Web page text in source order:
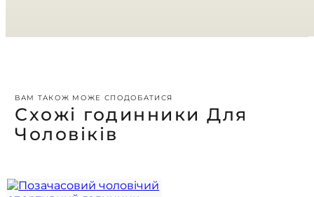
ВАМ ТАКОЖ МОЖЕ СПОДОБАТИСЯ
Схожі годинники Для
Чоловіків